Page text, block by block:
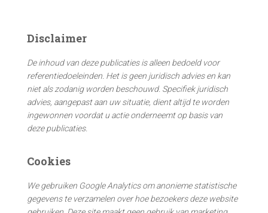
n
a
a
r
:
Disclaimer
De inhoud van deze publicaties is alleen bedoeld voor
referentiedoeleinden. Het is geen juridisch advies en kan
niet als zodanig worden beschouwd. Specifiek juridisch
advies, aangepast aan uw situatie, dient altijd te worden
ingewonnen voordat u actie onderneemt op basis van
deze publicaties.
Cookies
We gebruiken Google Analytics om anonieme statistische
gegevens te verzamelen over hoe bezoekers deze website